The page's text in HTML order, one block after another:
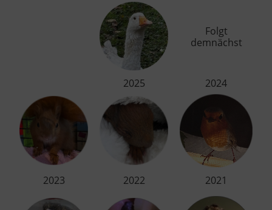
Folgt
demnächst
2025 2024
2023 2022 2021